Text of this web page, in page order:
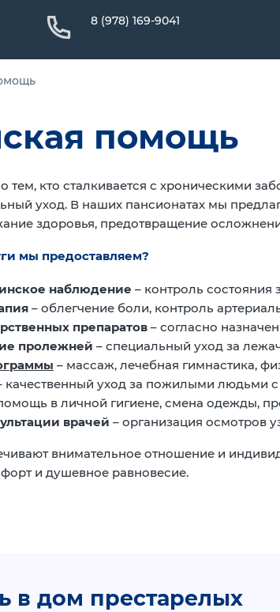
8 (978) 169-9041
помощь
кто сталкивается с хроническими
уход. В наших пансионатах мы
здоровья, предотвращение
мы предоставляем?
наблюдение – контроль
– облегчение боли, контроль
препаратов – согласно
пролежней – специальный уход за
– массаж, лечебная гимнастика,
качественный уход за пожилыми людьми
в личной гигиене, смена одежды,
врачей – организация осмотров
внимательное отношение и
и душевное равновесие.
в дом престарелых